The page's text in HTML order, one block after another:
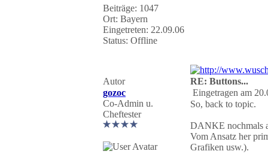
Beiträge: 1047
Ort: Bayern
Eingetreten: 22.09.06
Status: Offline
Autor
RE: Buttons...
gozoc
Co-Admin u.
Cheftester
Eingetragen am
So, back to topic.
DANKE nochmals
Vom Ansatz her
Grafiken usw.).